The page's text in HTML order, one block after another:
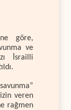
göre,
ve
İsrailli
veren
rağmen